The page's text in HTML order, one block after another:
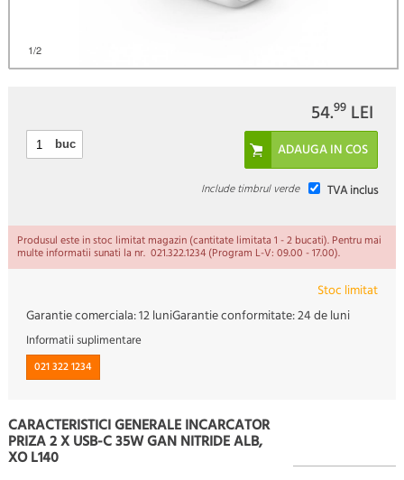
1/2
54.99 LEI
buc
TVA inclus
Include timbrul verde
Produsul este in stoc limitat magazin (cantitate limitata 1 - 2 bucati). Pentru mai
multe informatii sunati la nr. 021.322.1234 (Program L-V: 09.00 - 17.00).
Stoc limitat
Garantie comerciala:12 luniGarantie conformitate:24 de luni
Informatii suplimentare
021 322 1234
CARACTERISTICI GENERALE INCARCATOR
PRIZA 2 X USB-C 35W GAN NITRIDE ALB,
XO L140